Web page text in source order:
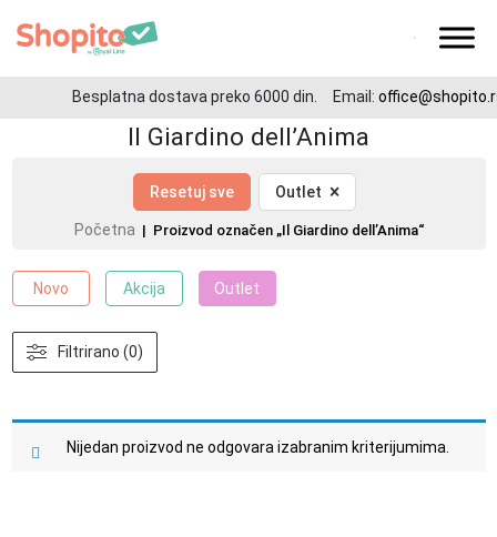
Besplatna dostava preko 6000 din. Email:
Il Giardino dell’Anima
Resetuj sve Outlet ×
Početna | Proizvod označen „Il Giardino dell’Anima“
Novo Akcija Outlet
Filtrirano (0)
Nijedan proizvod ne odgovara izabranim kriterijumima.